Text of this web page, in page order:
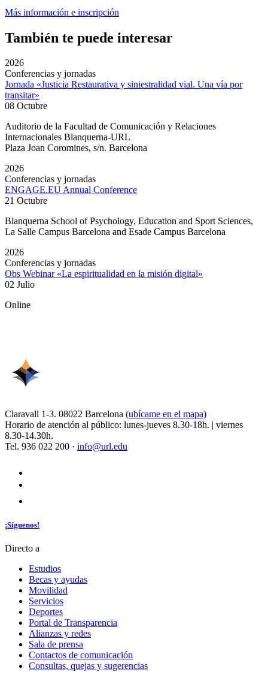
Más información e inscripción
También te puede interesar
2026
Conferencias y jornadas
Jornada «Justicia Restaurativa y siniestralidad vial. Una vía por
transitar»
08 Octubre
Auditorio de la Facultad de Comunicación y Relaciones
Internacionales Blanquerna-URL
Plaza Joan Coromines, s/n. Barcelona
2026
Conferencias y jornadas
ENGAGE.EU Annual Conference
21 Octubre
Blanquerna School of Psychology, Education and Sport Sciences,
La Salle Campus Barcelona and Esade Campus Barcelona
2026
Conferencias y jornadas
Obs Webinar «La espiritualidad en la misión digital»
02 Julio
Online
Claravall 1-3. 08022 Barcelona (ubícame en el mapa)
Horario de atención al público: lunes-jueves 8.30-18h. | viernes
8.30-14.30h.
Tel. 936 022 200 · info@url.edu
¡Síguenos!
Directo a
Estudios
Becas y ayudas
Movilidad
Servicios
Deportes
Portal de Transparencia
Alianzas y redes
Sala de prensa
Contactos de comunicación
Consultas, quejas y sugerencias